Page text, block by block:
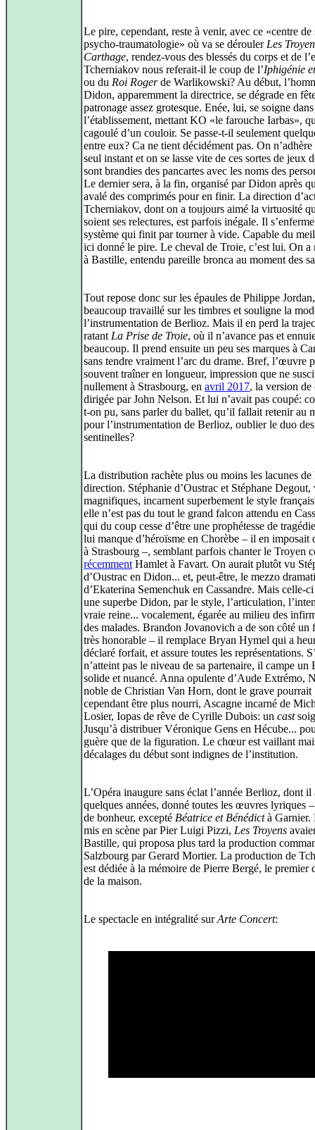
Le pire, cependant, reste à venir, avec ce «centre de
psycho-traumatologie» où va se dérouler Les
Carthage, rendez-vous des blessés du corps et de
Tcherniakov nous referait-il le coup de l’Iphigénie
ou du Roi Rogerde Warlikowski? Au début,
Didon, apparemment la directrice, se dégrade en
patronage assez grotesque. Enée, lui, se soigne dans
l’établissement, mettant KO «le farouche Iarbas»,
cagoulé d’un couloir. Se passe-t-il seulement
entre eux? Ca ne tient décidément pas. On n’adhère
seul instant et on se lasse vite de ces sortes de jeux
sont brandies des pancartes avec les noms des
Le dernier sera, à la fin, organisé par Didon après
avalé des comprimés pour en finir. La direction
Tcherniakov, dont on a toujours aimé la virtuosité
soient ses relectures, est parfois inégale. Il
système qui finit par tourner à vide. Capable du
ici donné le pire. Le cheval de Troie, c’est lui. On a
à Bastille, entendu pareille bronca au moment des
Tout repose donc sur les épaules de Philippe
beaucoup travaillé sur les timbres et souligne la
l’instrumentation de Berlioz. Mais il en perd la
ratant La Prise de Troie, où il n’avance pas et
beaucoup. Il prend ensuite un peu ses marques à
sans tendre vraiment l’arc du drame. Bref, l’œuvre
souvent traîner en longueur, impression que ne
nullement à Strasbourg, en avril 2017, la version de
dirigée par John Nelson. Et lui n’avait pas coupé:
t-on pu, sans parler du ballet, qu’il fallait retenir au
pour l’instrumentation de Berlioz, oublier le duo des
sentinelles?
La distribution rachète plus ou moins les lacunes de
direction. Stéphanie d’Oustrac et Stéphane
magnifiques, incarnent superbement le style
elle n’est pas du tout le grand falcon attendu en
qui du coup cesse d’être une prophétesse de
lui manque d’héroïsme en Chorèbe – il en imposait
à Strasbourg –, semblant parfois chanter le Troyen
récemment Hamlet à Favart. On aurait plutôt vu
d’Oustrac en Didon... et, peut-être, le mezzo
d’Ekaterina Semenchuk en Cassandre. Mais celle-
une superbe Didon, par le style, l’articulation,
vraie reine... vocalement, égarée au milieu des
des malades. Brandon Jovanovich a de son côté un
très honorable – il remplace Bryan Hymel qui a
déclaré forfait, et assure toutes les représentations.
n’atteint pas le niveau de sa partenaire, il campe un
solide et nuancé. Anna opulente d’Aude Extrémo,
noble de Christian Van Horn, dont le grave pourrait
cependant être plus nourri, Ascagne incarné de
Losier, Iopas de rêve de Cyrille Dubois: un cast
Jusqu’à distribuer Véronique Gens en Hécube...
guère que de la figuration. Le chœur est vaillant
décalages du début sont indignes de l’institution.
L’Opéra inaugure sans éclat l’année Berlioz, dont il
quelques années, donné toutes les œuvres lyriques
de bonheur, excepté Béatrice et Bénédictà Garnier.
mis en scène par Pier Luigi Pizzi, Les Troyens
Bastille, qui proposa plus tard la production
Salzbourg par Gerard Mortier. La production de
est dédiée à la mémoire de Pierre Bergé, le premier
de la maison.
Le spectacle en intégralité surArte Concert: